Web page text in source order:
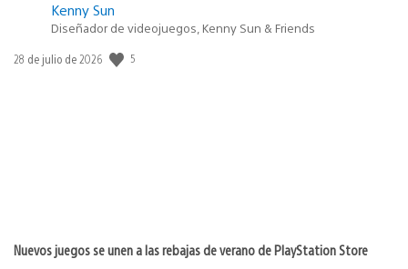
Kenny Sun
Diseñador de videojuegos, Kenny Sun & Friends
Fecha
28 de julio de 2026 5
Nuevos juegos se unen a las rebajas de verano de PlayStation Store